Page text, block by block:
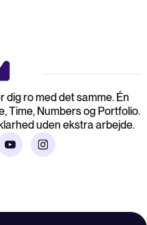
dig ro med det samme. Én
Time, Numbers og Portfolio.
uden ekstra arbejde.